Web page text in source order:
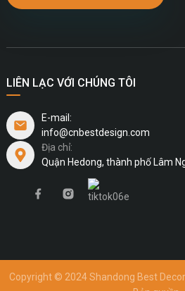
LIÊN LẠC VỚI CHÚNG TÔI
E-mail:
info@cnbestdesign.com
Địa chỉ:
Quận Hedong, thành phố Lâm
Copyright © 2024 Shandong Best